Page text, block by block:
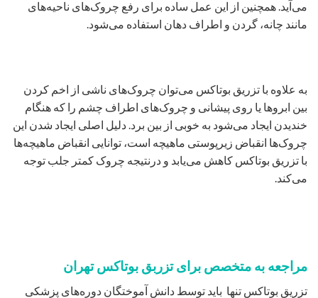
می‌آید. همچنین از این عمل ساده برای رفع چروک‌های ناحیه‌های
مانند چانه، گردن و اطراف دهان استفاده می‌شود.
به علاوه با تزریق بوتاکس می‌توان چروک‌های ناشی از اخم کردن
بین ابروها یا روی پیشانی و چروک‌های اطراف چشم را که هنگام
خندیدن ایجاد می‌شود به خوبی از بین برد. دلیل اصلی ایجاد شدن این
چروک‌ها انقباض زیرپوستی ماهیچه است، توانایی انقباض ماهیچه‌ها
با تزریق بوتاکس کاهش می‌یابد و درنتیجه چروک کمتر جلب توجه
می‌کند.
مراجعه به متخصص برای تزربق بوتاکس تهران
تزریق بوتاکس تنها باید توسط دانش آموختگان دوره‌های پزشکی